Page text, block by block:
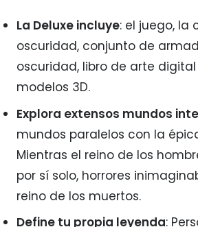
La Deluxe incluye: el juego, la
oscuridad, conjunto de
oscuridad, libro de arte
modelos 3D.
Explora extensos mundos
mundos paralelos con la
Mientras el reino de los
por sí solo, horrores
reino de los muertos.
Define tu propia leyenda: